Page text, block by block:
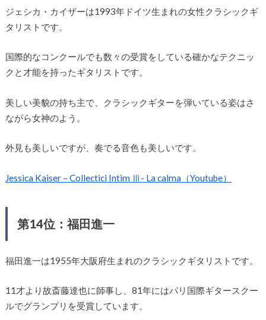
ジェシカ・カイザーは1993年ドイツ生まれの女性クラシックギ
タリストです。
国際的なコンクールでも数々の受賞をしている確かなテクニッ
クと才能を持ったギタリストです。
美しい美貌の持ち主で、クラシックギターを弾いている姿はさ
ながら女神のよう。
外見も美しいですが、奏でる音色も美しいです。
Jessica Kaiser – Collectici Intim Ⅲ- La calma（Youtube）
第14位：福田進一
福田進一は1955年大阪府生まれのクラシックギタリストです。
11才より故斎藤達也に師事し、81年にはパリ国際ギタースクー
ルでグランプリを受賞しています。